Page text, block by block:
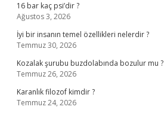
16 bar kaç psi’dir ?
Ağustos 3, 2026
İyi bir insanın temel özellikleri nelerdir ?
Temmuz 30, 2026
Kozalak şurubu buzdolabında bozulur mu ?
Temmuz 26, 2026
Karanlık filozof kimdir ?
Temmuz 24, 2026